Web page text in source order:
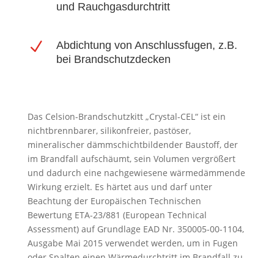
und Rauchgasdurchtritt
N
Abdichtung von Anschlussfugen, z.B.
bei Brandschutzdecken
Das Celsion-Brandschutzkitt „Crystal-CEL“ ist ein
nichtbrennbarer, silikonfreier, pastöser,
mineralischer dämmschichtbildender Baustoff, der
im Brandfall aufschäumt, sein Volumen vergrößert
und dadurch eine nachgewiesene wärmedämmende
Wirkung erzielt. Es härtet aus und darf unter
Beachtung der Europäischen Technischen
Bewertung ETA-23/881 (European Technical
Assessment) auf Grundlage EAD Nr. 350005-00-1104,
Ausgabe Mai 2015 verwendet werden, um in Fugen